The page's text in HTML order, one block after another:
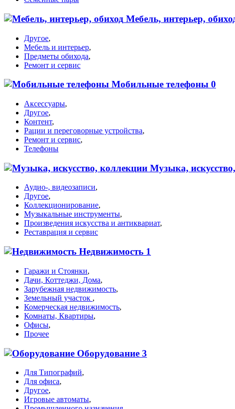
Мебель, интерьер,
Другое,
Мебель и интерьер,
Предметы обихода,
Ремонт и сервис
Мобильные телефоны 0
Аксессуары,
Другое,
Контент,
Рации и переговорные устройства,
Ремонт и сервис,
Телефоны
Музыка,
Аудио-, видеозаписи,
Другое,
Коллекционирование,
Музыкальные инструменты,
Произведения искусства и антиквариат,
Реставрация и сервис
Недвижимость 1
Гаражи и Стоянки,
Дачи, Коттеджи, Дома,
Зарубежная недвижимость,
Земельный участок ,
Комерческая недвижимость,
Комнаты, Квартиры,
Офисы,
Прочее
Оборудование 3
Для Типографий,
Для офиса,
Другое,
Игровые автоматы,